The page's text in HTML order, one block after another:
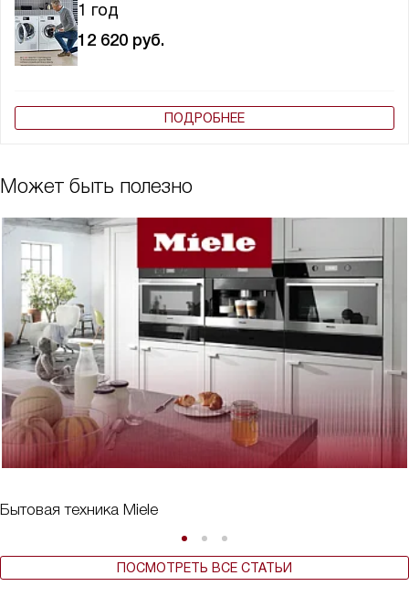
1 год
12 620 руб.
ПОДРОБНЕЕ
Может быть полезно
Бытовая техника Miele
ПОСМОТРЕТЬ ВСЕ СТАТЬИ